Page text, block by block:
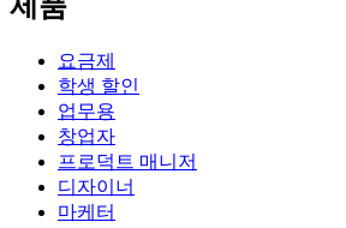
제품
요금제
학생 할인
업무용
창업자
프로덕트 매니저
디자이너
마케터